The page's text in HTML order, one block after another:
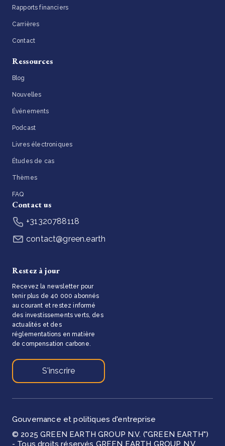
Rapports financiers
Carrières
Contact
Ressources
Blog
Nouvelles
Événements
Podcast
Livres électroniques
Études de cas
Thèmes
FAQ
Contact us
+31320788118
contact@green.earth
Restez à jour
Recevez la newsletter pour
tenir plus de 40 000 abonnés
au courant et restez informé
des investissements verts, des
actualités et des
réglementations en matière
de compensation carbone.
S'inscrire
© 2025 GREEN EARTH GROUP N.V. ("GREEN EARTH")
Gouvernance et politiques d'entreprise